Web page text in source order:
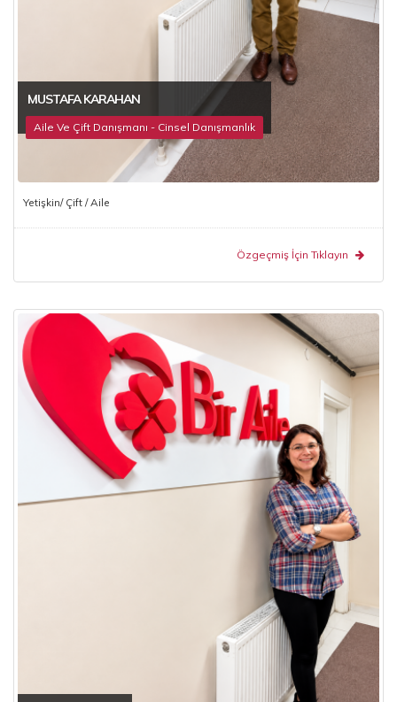
MUSTAFA KARAHAN
Aile Ve Çift Danışmanı - Cinsel Danışmanlık
Yetişkin/ Çift / Aile
Özgeçmiş İçin Tıklayın